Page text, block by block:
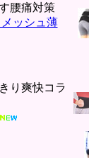
腰痛対策
ッシュ薄
り爽快コラ